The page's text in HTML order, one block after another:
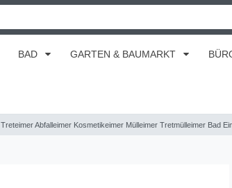
BAD GARTEN & BAUMARKT
Treteimer Abfalleimer Kosmetikeimer Mülleimer Tretmülleimer Bad